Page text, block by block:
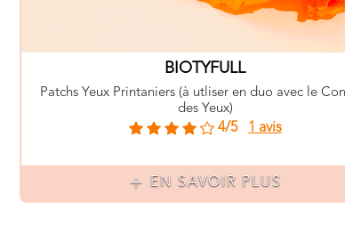
BIOTYFULL
Patchs Yeux Printaniers (à utliser en duo avec le
des Yeux)
4/5 1 avis
EN SAVOIR PLUS